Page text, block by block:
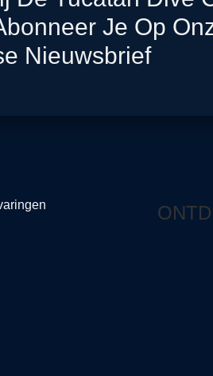
Je Op
Nieuwsbrief